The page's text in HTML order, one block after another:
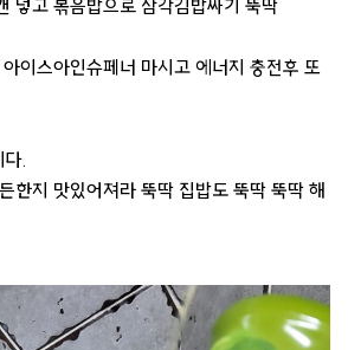
넣고 볶음밥으로 삼각김밥싸기 뚝딱
이스아인슈페너 마시고 에너지 충전후 또
.
한지 맛있어져라 뚝딱 집밥도 뚝딱 뚝딱 해